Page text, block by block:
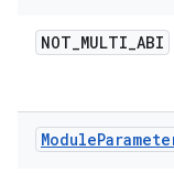
NOT_MULTI_ABI
Module